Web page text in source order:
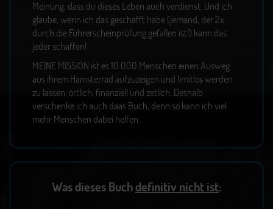
Meinung, dass du dieses Leben auch verdienst. Und ich
glaube, wenn ich das geschafft habe (jemand, der 2x
durch die Führerscheinprüfung gefallen ist!) kann das
jeder schaffen!
MEINE MISSION ist es 10.000 Menschen einen Ausweg
aus ihrem Hamsterrad aufzuzeigen und limitlos werden
zu lassen: örtlich, finanziell und zetlich. Deshalb
verschenke ich auch daas Buch, denn so kann ich viel
mehr Menschen dabei helfen.
Was dieses Buchdefinitiv nicht ist: